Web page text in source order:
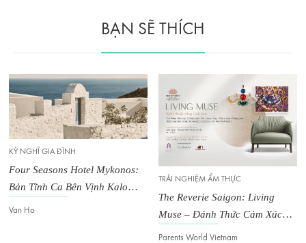
BẠN SẼ THÍCH
KỲ NGHỈ GIA ĐÌNH
Four Seasons Hotel Mykonos:
Bản Tĩnh Ca Bên Vịnh Kalo
Van Ho
TRẢI NGHIỆM ẨM THỰC
The Reverie Saigon: Living
Muse – Đánh Thức Cảm Xúc
Trong Không Gian Đương Đại
Parents World Vietnam